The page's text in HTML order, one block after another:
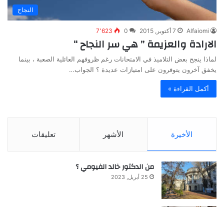
النجاح
Alfaiomi 7 أكتوبر, 2015 0 7٬623
الارادة والعزيمة ” هي سر النجاح “
لماذا ينجح بعض التلاميذ في الامتحانات رغم ظروفهم العائلية الصعبة ، بينما
يخفق آخرون يتوفرون على امتيازات عديدة ؟ الجواب…
أكمل القراءة »
الأخيرة الأشهر تعليقات
من الدكتور خالد الفيومي ؟
25 أبريل, 2023